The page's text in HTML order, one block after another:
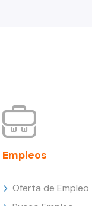
Empleos
Oferta de Empleo